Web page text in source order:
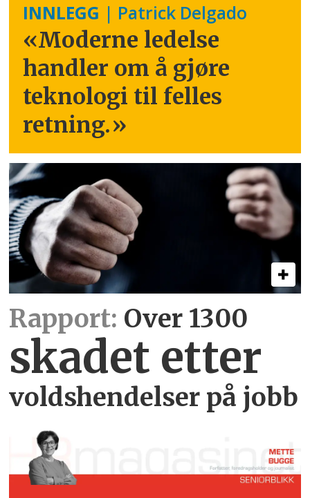
INNLEGG | Patrick Delgado
«Moderne ledelse
handler om å gjøre
teknologi til felles
retning.»
Rapport: Over 1300
skadet etter
voldshendelser på jobb